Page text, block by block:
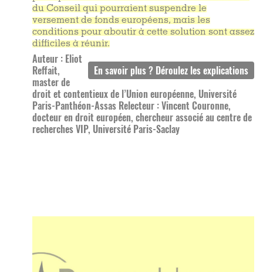
du Conseil qui pourraient suspendre le
versement de fonds européens, mais les
conditions pour aboutir à cette solution sont assez
difficiles à réunir.
Auteur : Eliot
Reffait,
master de
droit et contentieux de l’Union européenne, Université
Paris-Panthéon-Assas Relecteur : Vincent Couronne,
docteur en droit européen, chercheur associé au centre de
recherches VIP, Université Paris-Saclay